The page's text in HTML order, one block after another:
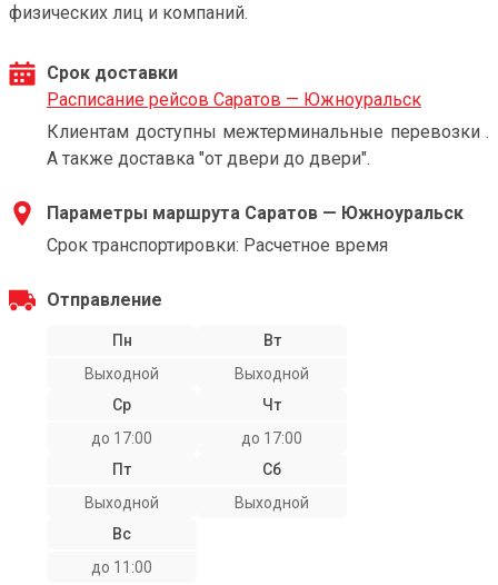
физических лиц и компаний.
Срок доставки
Расписание рейсов Саратов — Южноуральск
Клиентам доступны межтерминальные перевозки .
А также доставка "от двери до двери".
Параметры маршрута Саратов — Южноуральск
Срок транспортировки: Расчетное время
Отправление
Пн
Выходной
Вт
Выходной
Ср
до 17:00
Чт
до 17:00
Пт
Выходной
Сб
Выходной
Вс
до 11:00